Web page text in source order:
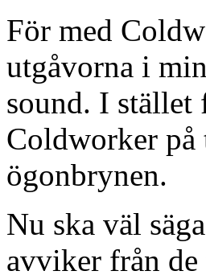
För med
utgåvorna i
sound. I stället
Coldworker på
ögonbrynen.
Nu ska väl
avviker från